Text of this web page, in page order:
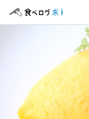
ロ
食べログ求人TOP
求人検索